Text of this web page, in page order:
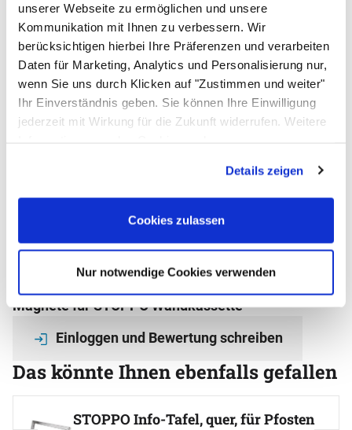
unserer Webseite zu ermöglichen und unsere
Kommunikation mit Ihnen zu verbessern. Wir
berücksichtigen hierbei Ihre Präferenzen und verarbeiten
Daten für Marketing, Analytics und Personalisierung nur,
wenn Sie uns durch Klicken auf "Zustimmen und weiter"
Ihr Einverständnis geben. Sie können Ihre Einwilligung
jederzeit mit Wirkung für die Zukunft widerrufen. Weitere
Details zeigen
Cookies zulassen
Nur notwendige Cookies verwenden
Wandkassette schwarz
Bewertung: 5 von 5 (3 Bewertungen)
3 Bewertungen
(3)
ab:
ab31,50€
sofort verfügbar
In den Warenkorb
Bewertungen - das sagen unsere
Kunden
Noch keine Bewertungen abgegeben
Schreiben Sie jetzt Ihre persönliche Erfahrung mit
diesem Artikel und helfen Sie anderen bei deren
Magnete für STOPPO Wandkassette
Einloggen und Bewertung schreiben
Das könnte Ihnen ebenfalls gefallen
Artikel überspringen
STOPPO Info-Tafel, quer, für Pfosten